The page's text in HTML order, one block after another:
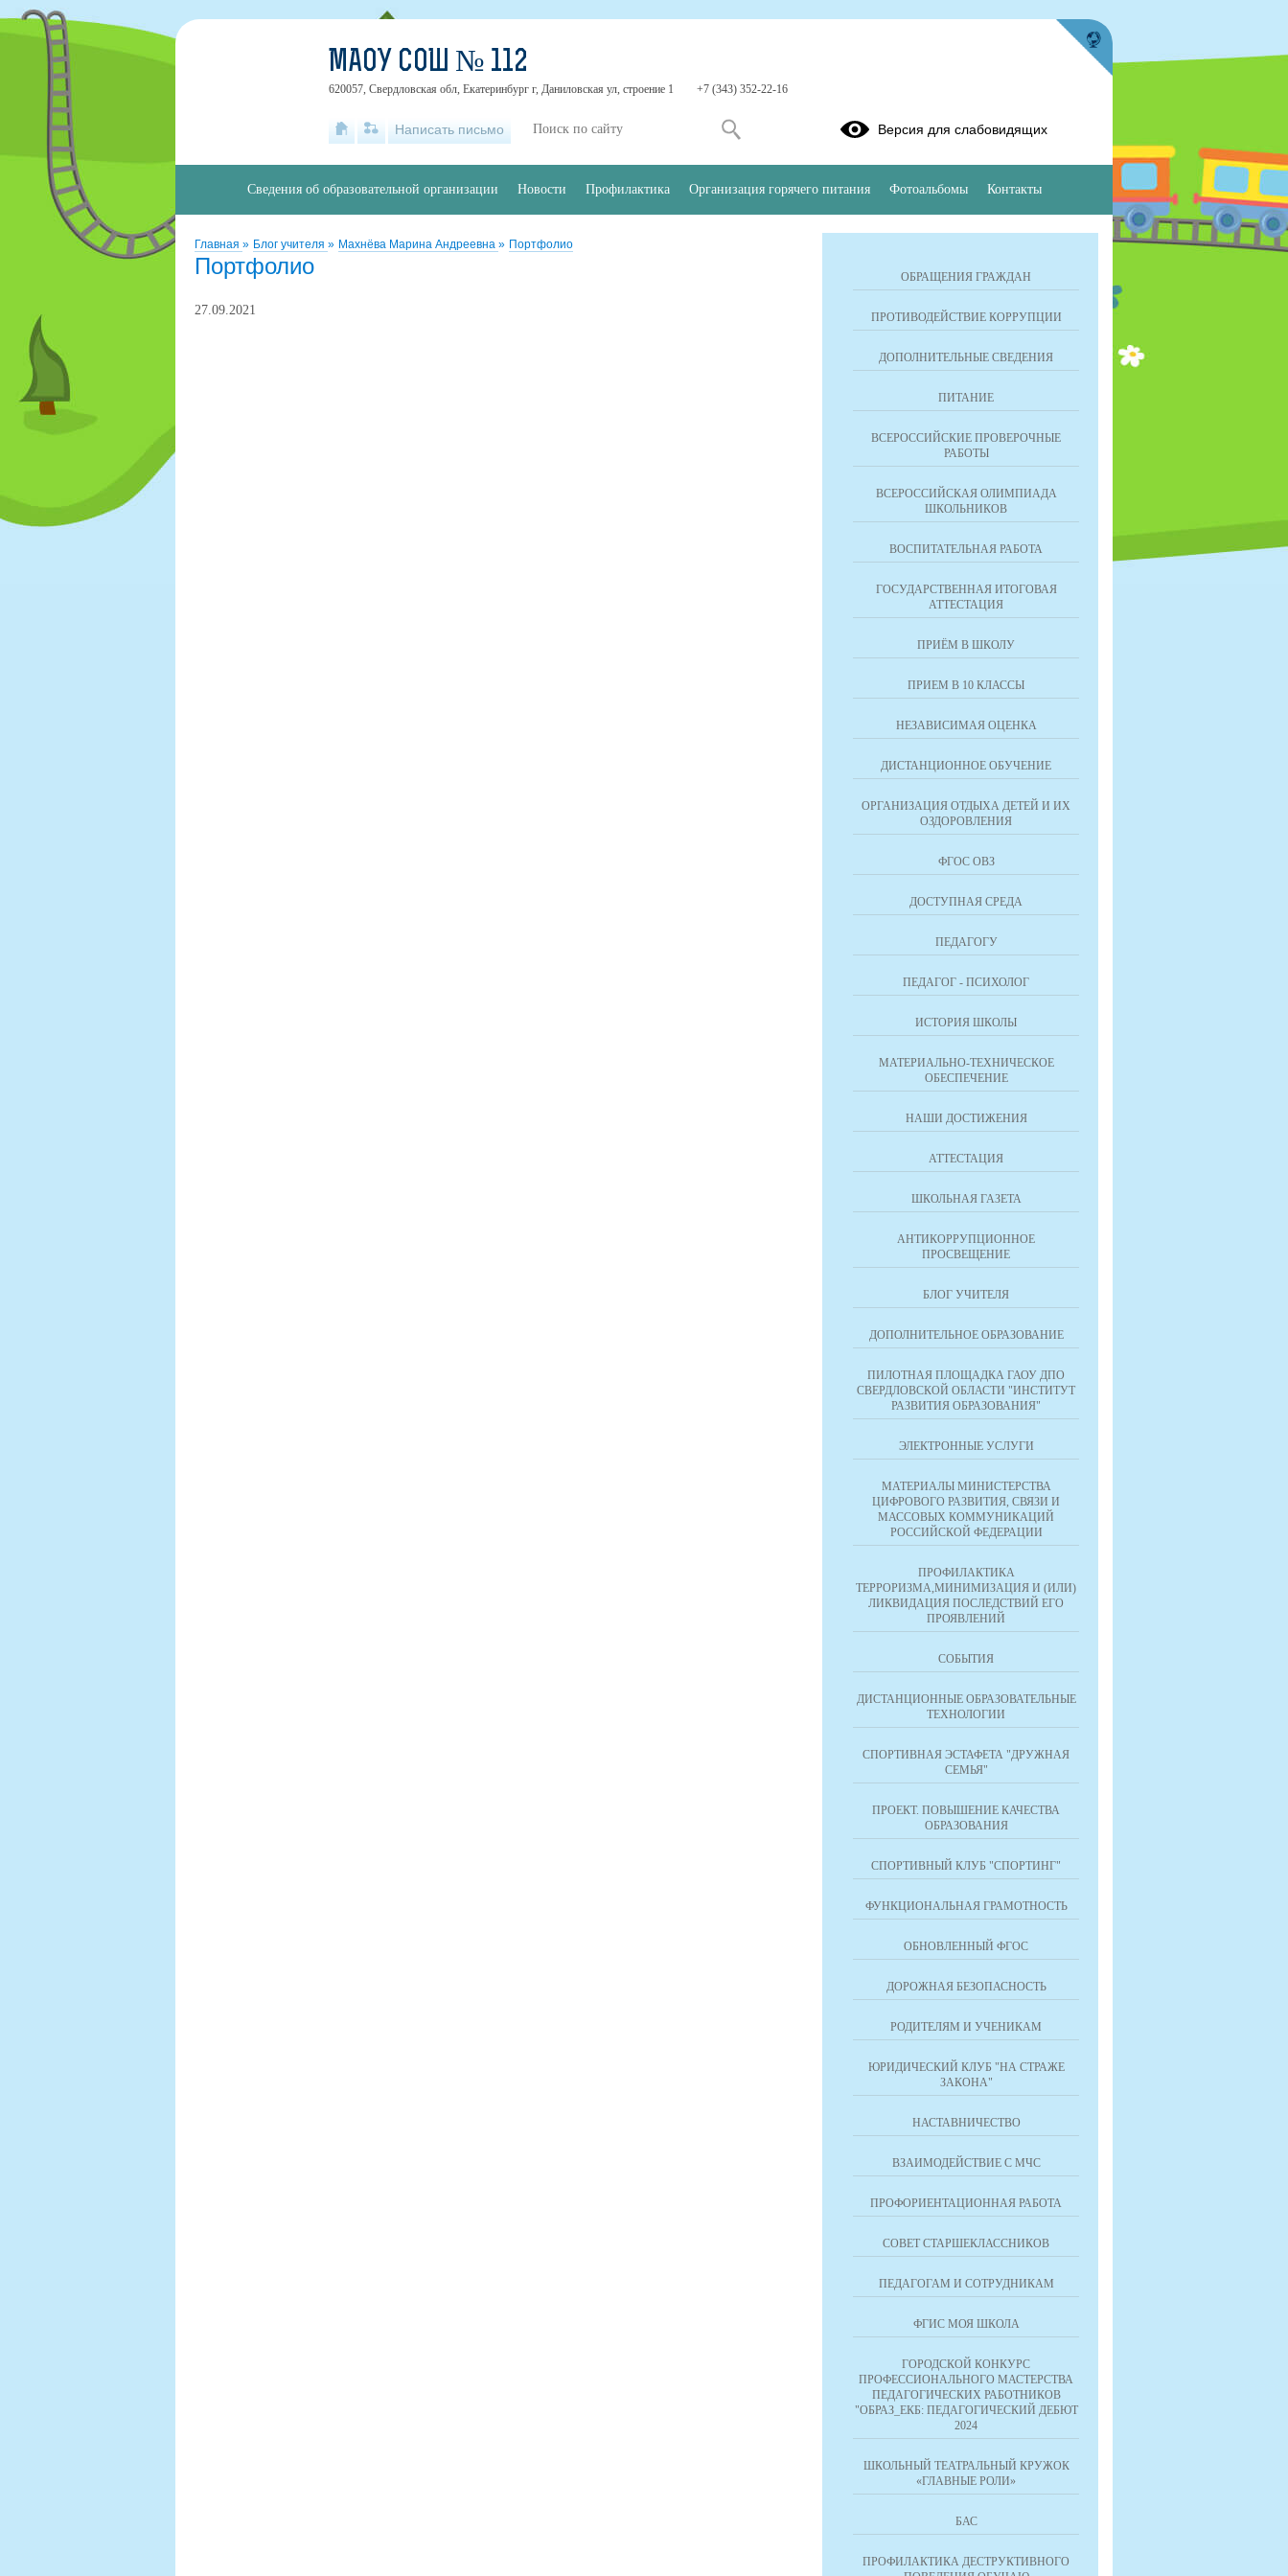
Главная » Блог учителя » Махнёва Марина Андреевна » Портфолио
Портфолио
27.09.2021
ОБРАЩЕНИЯ ГРАЖДАН
ПРОТИВОДЕЙСТВИЕ КОРРУПЦИИ
ДОПОЛНИТЕЛЬНЫЕ СВЕДЕНИЯ
ПИТАНИЕ
ВСЕРОССИЙСКИЕ ПРОВЕРОЧНЫЕ
РАБОТЫ
ВСЕРОССИЙСКАЯ ОЛИМПИАДА
ШКОЛЬНИКОВ
ВОСПИТАТЕЛЬНАЯ РАБОТА
ГОСУДАРСТВЕННАЯ ИТОГОВАЯ
АТТЕСТАЦИЯ
ПРИЁМ В ШКОЛУ
ПРИЕМ В 10 КЛАССЫ
НЕЗАВИСИМАЯ ОЦЕНКА
ДИСТАНЦИОННОЕ ОБУЧЕНИЕ
ОРГАНИЗАЦИЯ ОТДЫХА ДЕТЕЙ И ИХ
ОЗДОРОВЛЕНИЯ
ФГОС ОВЗ
ДОСТУПНАЯ СРЕДА
ПЕДАГОГУ
ПЕДАГОГ - ПСИХОЛОГ
ИСТОРИЯ ШКОЛЫ
МАТЕРИАЛЬНО-ТЕХНИЧЕСКОЕ
ОБЕСПЕЧЕНИЕ
НАШИ ДОСТИЖЕНИЯ
АТТЕСТАЦИЯ
ШКОЛЬНАЯ ГАЗЕТА
АНТИКОРРУПЦИОННОЕ
ПРОСВЕЩЕНИЕ
БЛОГ УЧИТЕЛЯ
ДОПОЛНИТЕЛЬНОЕ ОБРАЗОВАНИЕ
ПИЛОТНАЯ ПЛОЩАДКА ГАОУ ДПО
СВЕРДЛОВСКОЙ ОБЛАСТИ "ИНСТИТУТ
РАЗВИТИЯ ОБРАЗОВАНИЯ"
ЭЛЕКТРОННЫЕ УСЛУГИ
МАТЕРИАЛЫ МИНИСТЕРСТВА
ЦИФРОВОГО РАЗВИТИЯ, СВЯЗИ И
МАССОВЫХ КОММУНИКАЦИЙ
РОССИЙСКОЙ ФЕДЕРАЦИИ
ПРОФИЛАКТИКА
ТЕРРОРИЗМА,МИНИМИЗАЦИЯ И (ИЛИ)
ЛИКВИДАЦИЯ ПОСЛЕДСТВИЙ ЕГО
ПРОЯВЛЕНИЙ
СОБЫТИЯ
ДИСТАНЦИОННЫЕ ОБРАЗОВАТЕЛЬНЫЕ
ТЕХНОЛОГИИ
СПОРТИВНАЯ ЭСТАФЕТА "ДРУЖНАЯ
СЕМЬЯ"
ПРОЕКТ. ПОВЫШЕНИЕ КАЧЕСТВА
ОБРАЗОВАНИЯ
СПОРТИВНЫЙ КЛУБ "СПОРТИНГ"
ФУНКЦИОНАЛЬНАЯ ГРАМОТНОСТЬ
ОБНОВЛЕННЫЙ ФГОС
ДОРОЖНАЯ БЕЗОПАСНОСТЬ
РОДИТЕЛЯМ И УЧЕНИКАМ
ЮРИДИЧЕСКИЙ КЛУБ "НА СТРАЖЕ
ЗАКОНА"
НАСТАВНИЧЕСТВО
ВЗАИМОДЕЙСТВИЕ С МЧС
ПРОФОРИЕНТАЦИОННАЯ РАБОТА
СОВЕТ СТАРШЕКЛАССНИКОВ
ПЕДАГОГАМ И СОТРУДНИКАМ
ФГИС МОЯ ШКОЛА
ГОРОДСКОЙ КОНКУРС
ПРОФЕССИОНАЛЬНОГО МАСТЕРСТВА
ПЕДАГОГИЧЕСКИХ РАБОТНИКОВ
"ОБРАЗ_ЕКБ: ПЕДАГОГИЧЕСКИЙ ДЕБЮТ
2024
ШКОЛЬНЫЙ ТЕАТРАЛЬНЫЙ КРУЖОК
«ГЛАВНЫЕ РОЛИ»
БАС
ПРОФИЛАКТИКА ДЕСТРУКТИВНОГО
МАОУ СОШ № 112
620057, Свердловская обл, Екатеринбург г, Даниловская ул, строение 1 +7 (343) 352-22-16
Написать письмо Версия для слабовидящих
Сведения об образовательной организации Новости Профилактика Организация горячего питания Фотоальбомы Контакты